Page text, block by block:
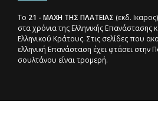
To 21 - ΜΑΧΗ ΤΗΣ ΠΛΑΤΕΙΑΣ (εκδ.
στα χρόνια της Ελληνικής Επανάστασης
Ελληνικoύ Κράτους. Στις σελίδες που
ελληνική Επανάσταση έχει φτάσει στην
σουλτάνου είναι τρομερή.